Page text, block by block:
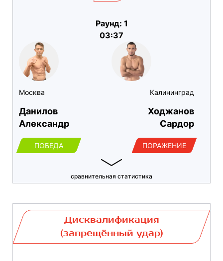
Москва
Данилов
Александр
ПОБЕДА
Раунд: 1
03:37
Калининград
Ходжанов
Сардор
ПОРАЖЕНИЕ
сравнительная статистика
Дисквалификация
(запрещённый удар)